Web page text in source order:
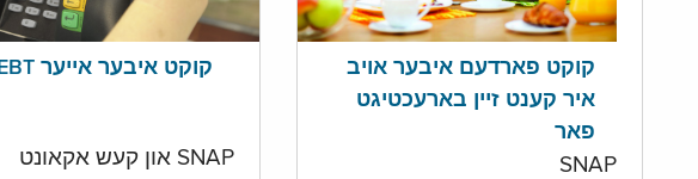
קוקט איבער אייער EBT סומע
SNAP און קעש אקאונט
קוקט פארדעם איבער אויב
איר קענט זיין בארעכטיגט
פאר
SNAP